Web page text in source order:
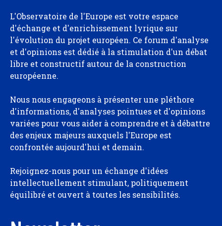
L'Observatoire de l'Europe est votre espace
d'échange et d'enrichissement lyrique sur
l'évolution du projet européen. Ce forum d'analyse
et d'opinions est dédié à la stimulation d'un débat
libre et constructif autour de la construction
européenne.
Nous nous engageons à présenter une pléthore
d'informations, d'analyses pointues et d'opinions
variées pour vous aider à comprendre et à débattre
des enjeux majeurs auxquels l'Europe est
confrontée aujourd'hui et demain.
Rejoignez-nous pour un échange d'idées
intellectuellement stimulant, politiquement
équilibré et ouvert à toutes les sensibilités.